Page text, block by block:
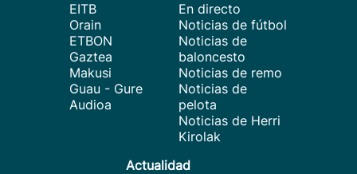
EITB
Orain
ETBON
Gaztea
Makusi
Guau - Gure
Audioa
En directo
Noticias de fútbol
Noticias de
baloncesto
Noticias de remo
Noticias de
pelota
Noticias de Herri
Kirolak
Actualidad